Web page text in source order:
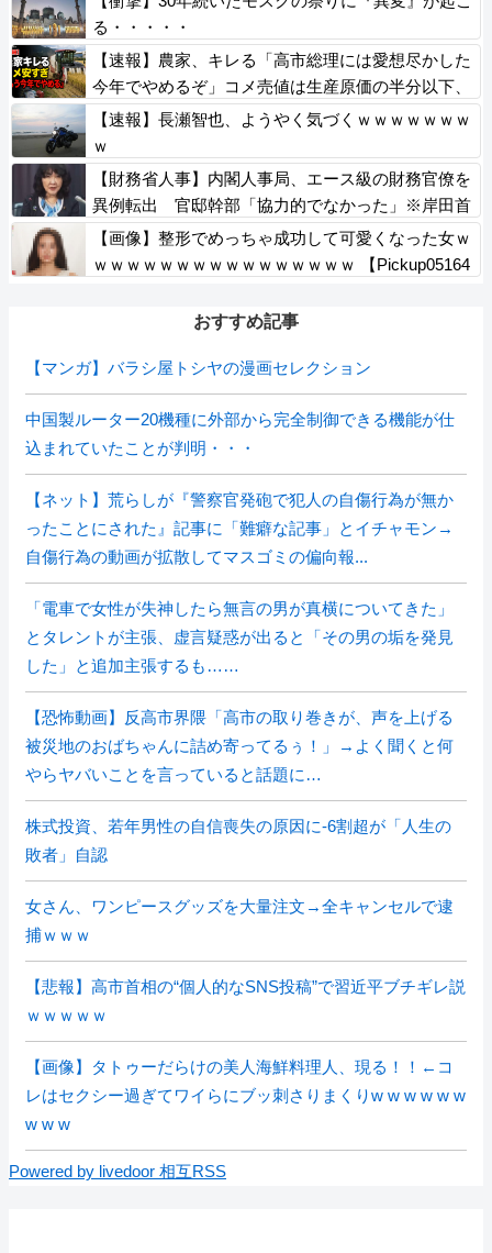
る・・・・・
【速報】農家、キレる「高市総理には愛想尽かした
今年でやめるぞ」コメ売値は生産原価の半分以下、
肥料代や燃料代は高騰
【速報】長瀬智也、ようやく気づくｗｗｗｗｗｗｗ
ｗ
【財務省人事】内閣人事局、エース級の財務官僚を
異例転出 官邸幹部「協力的でなかった」※岸田首
相（当時）の秘書官などを歴任 、岸田首相の後輩
【画像】整形でめっちゃ成功して可愛くなった女ｗ
ｗｗｗｗｗｗｗｗｗｗｗｗｗｗｗｗ 【Pickup05164
おすすめ記事
【マンガ】バラシ屋トシヤの漫画セレクション
中国製ルーター20機種に外部から完全制御できる機能が仕
込まれていたことが判明・・・
【ネット】荒らしが『警察官発砲で犯人の自傷行為が無か
ったことにされた』記事に「難癖な記事」とイチャモン→
自傷行為の動画が拡散してマスゴミの偏向報...
「電車で女性が失神したら無言の男が真横についてきた」
とタレントが主張、虚言疑惑が出ると「その男の垢を発見
した」と追加主張するも……
【恐怖動画】反高市界隈「高市の取り巻きが、声を上げる
被災地のおばちゃんに詰め寄ってるぅ！」→よく聞くと何
やらヤバいことを言っていると話題に…
株式投資、若年男性の自信喪失の原因に-6割超が「人生の
敗者」自認
女さん、ワンピースグッズを大量注文→全キャンセルで逮
捕ｗｗｗ
【悲報】高市首相の“個人的なSNS投稿”で習近平ブチギレ説
ｗｗｗｗｗ
【画像】タトゥーだらけの美人海鮮料理人、現る！！←コ
レはセクシー過ぎてワイらにブッ刺さりまくりw w w w w w
w w w
Powered by livedoor 相互RSS